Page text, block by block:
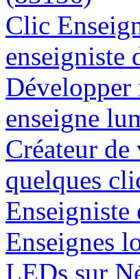
Clic
enseigniste
Développer
enseigne
Créateur
quelques
Enseignes
LEDs sur